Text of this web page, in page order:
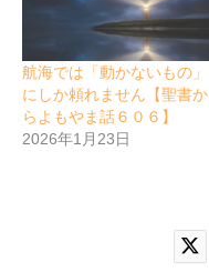
航海では「動かないもの」
にしか頼れません【聖書か
らよもやま話６０６】
2026年1月23日
